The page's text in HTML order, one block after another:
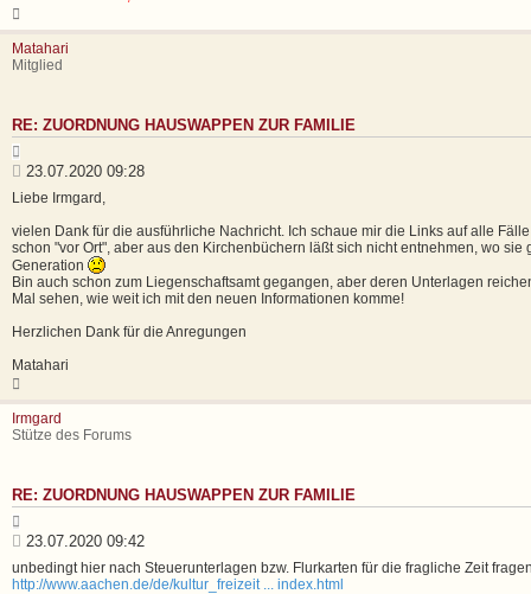
a
c
h
n
Matahari
Mitglied
RE: ZUORDNUNG HAUSWAPPEN ZUR FAMILIE
Z
i
t
i
r
e
n
B
e
t
r
a
g
23.07.2020 09:28
Liebe Irmgard,
vielen Dank für die ausführliche Nachricht. Ich schaue mir die Links auf alle
schon "vor Ort", aber aus den Kirchenbüchern läßt sich nicht entnehmen, wo sie
Generation
Bin auch schon zum Liegenschaftsamt gegangen, aber deren Unterlagen
Mal sehen, wie weit ich mit den neuen Informationen komme!
Herzlichen Dank für die Anregungen
Matahari
c
h
n
Irmgard
Stütze des Forums
RE: ZUORDNUNG HAUSWAPPEN ZUR FAMILIE
i
t
i
e
B
i
23.07.2020 09:42
unbedingt hier nach Steuerunterlagen bzw. Flurkarten für die fragliche Zeit
http://www.aachen.de/de/kultur_freizeit ... index.html